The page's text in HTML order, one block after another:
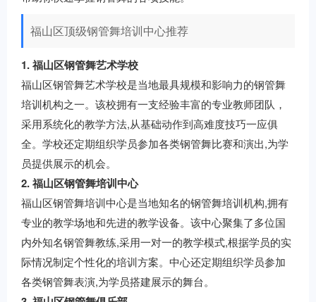
福山区顶级钢管舞培训中心推荐
1. 福山区钢管舞艺术学校
福山区钢管舞艺术学校是当地最具规模和影响力的钢管舞
培训机构之一。该校拥有一支经验丰富的专业教师团队，
采用系统化的教学方法,从基础动作到高难度技巧一应俱
全。学校还定期组织学员参加各类钢管舞比赛和演出,为学
员提供展示的机会。
2. 福山区钢管舞培训中心
福山区钢管舞培训中心是当地知名的钢管舞培训机构,拥有
专业的教学场地和先进的教学设备。该中心聚集了多位国
内外知名钢管舞教练,采用一对一的教学模式,根据学员的实
际情况制定个性化的培训方案。中心还定期组织学员参加
各类钢管舞表演,为学员搭建展示的舞台。